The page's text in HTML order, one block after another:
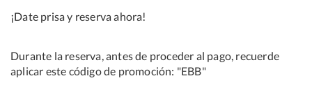
¡Date prisa y reserva ahora!
Durante la reserva, antes de proceder al pago, recuerde
aplicar este código de promoción: "EBB"